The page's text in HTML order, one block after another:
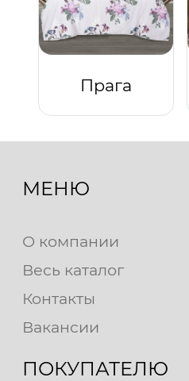
Прага
МЕНЮ
О компании
Весь каталог
Контакты
Вакансии
ПОКУПАТЕЛЮ